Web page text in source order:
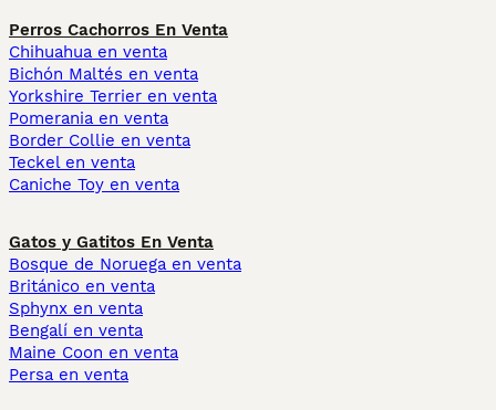
Perros Cachorros En Venta
Chihuahua en venta
Bichón Maltés en venta
Yorkshire Terrier en venta
Pomerania en venta
Border Collie en venta
Teckel en venta
Caniche Toy en venta
Gatos y Gatitos En Venta
Bosque de Noruega en venta
Británico en venta
Sphynx en venta
Bengalí en venta
Maine Coon en venta
Persa en venta